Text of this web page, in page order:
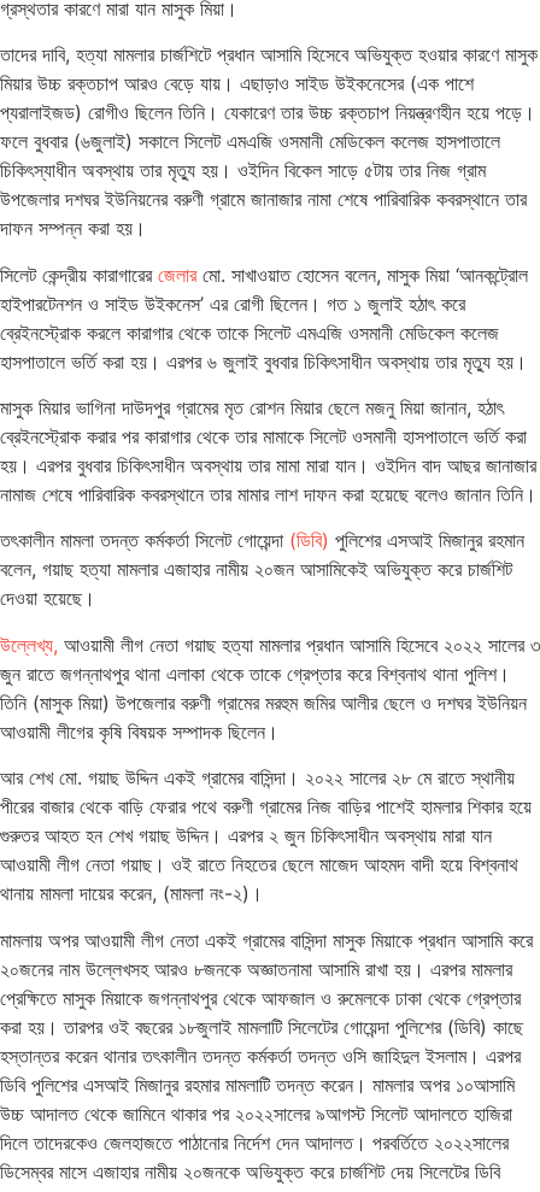
গ্রস্থতার কারণে মারা যান মাসুক মিয়া।
তাদের দাবি, হত্যা মামলার চার্জশিটে প্রধান আসামি হিসেবে অভিযুক্ত হওয়ার কারণে মাসুক
মিয়ার উচ্চ রক্তচাপ আরও বেড়ে যায়। এছাড়াও সাইড উইকনেসের (এক পাশে
প্যরালাইজড) রোগীও ছিলেন তিনি। যেকারেণ তার উচ্চ রক্তচাপ নিয়ন্ত্রণহীন হয়ে পড়ে।
ফলে বুধবার (৬জুলাই) সকালে সিলেট এমএজি ওসমানী মেডিকেল কলেজ হাসপাতালে
চিকিৎস্যাধীন অবস্থায় তার মৃত্যু হয়। ওইদিন বিকেল সাড়ে ৫টায় তার নিজ গ্রাম
উপজেলার দশঘর ইউনিয়নের বরুণী গ্রামে জানাজার নামা শেষে পারিবারিক কবরস্থানে তার
দাফন সম্পন্ন করা হয়।
সিলেট কেন্দ্রীয় কারাগারের জেলারমো. সাখাওয়াত হোসেন বলেন, মাসুক মিয়া ‘আনকন্ট্রোল
হাইপারটেনশন ও সাইড উইকনেস’ এর রোগী ছিলেন। গত ১ জুলাই হঠাৎ করে
ব্রেইনস্ট্রোক করলে কারাগার থেকে তাকে সিলেট এমএজি ওসমানী মেডিকেল কলেজ
হাসপাতালে ভর্তি করা হয়। এরপর ৬ জুলাই বুধবার চিকিৎসাধীন অবস্থায় তার মৃত্যু হয়।
মাসুক মিয়ার ভাগিনা দাউদপুর গ্রামের মৃত রোশন মিয়ার ছেলে মজনু মিয়া জানান, হঠাৎ
ব্রেইনস্ট্রোক করার পর কারাগার থেকে তার মামাকে সিলেট ওসমানী হাসপাতালে ভর্তি করা
হয়। এরপর বুধবার চিকিৎসাধীন অবস্থায় তার মামা মারা যান। ওইদিন বাদ আছর জানাজার
নামাজ শেষে পারিবারিক কবরস্থানে তার মামার লাশ দাফন করা হয়েছে বলেও জানান তিনি।
তৎকালীন মামলা তদন্ত কর্মকর্তা সিলেট গোয়েন্দা (ডিবি) পুলিশের এসআই মিজানুর রহমান
বলেন, গয়াছ হত্যা মামলার এজাহার নামীয় ২০জন আসামিকেই অভিযুক্ত করে চার্জশিট
দেওয়া হয়েছে।
উল্লেখ্য, আওয়ামী লীগ নেতা গয়াছ হত্যা মামলার প্রধান আসামি হিসেবে ২০২২ সালের ৩
জুন রাতে জগন্নাথপুর থানা এলাকা থেকে তাকে গ্রেপ্তার করে বিশ্বনাথ থানা পুলিশ।
তিনি (মাসুক মিয়া) উপজেলার বরুণী গ্রামের মরহুম জমির আলীর ছেলে ও দশঘর ইউনিয়ন
আওয়ামী লীগের কৃষি বিষয়ক সম্পাদক ছিলেন।
আর শেখ মো. গয়াছ উদ্দিন একই গ্রামের বাসিন্দা। ২০২২ সালের ২৮ মে রাতে স্থানীয়
পীরের বাজার থেকে বাড়ি ফেরার পথে বরুণী গ্রামের নিজ বাড়ির পাশেই হামলার শিকার হয়ে
গুরুতর আহত হন শেখ গয়াছ উদ্দিন। এরপর ২ জুন চিকিৎসাধীন অবস্থায় মারা যান
আওয়ামী লীগ নেতা গয়াছ। ওই রাতে নিহতের ছেলে মাজেদ আহমদ বাদী হয়ে বিশ্বনাথ
থানায় মামলা দায়ের করেন, (মামলা নং-২)।
মামলায় অপর আওয়ামী লীগ নেতা একই গ্রামের বাসিন্দা মাসুক মিয়াকে প্রধান আসামি করে
২০জনের নাম উল্লেখসহ আরও ৮জনকে অজ্ঞাতনামা আসামি রাখা হয়। এরপর মামলার
প্রেক্ষিতে মাসুক মিয়াকে জগন্নাথপুর থেকে আফজাল ও রুমেলকে ঢাকা থেকে গ্রেপ্তার
করা হয়। তারপর ওই বছরের ১৮জুলাই মামলাটি সিলেটের গোয়েন্দা পুলিশের (ডিবি) কাছে
হস্তান্তর করেন থানার তৎকালীন তদন্ত কর্মকর্তা তদন্ত ওসি জাহিদুল ইসলাম। এরপর
ডিবি পুলিশের এসআই মিজানুর রহমার মামলাটি তদন্ত করেন। মামলার অপর ১০আসামি
উচ্চ আদালত থেকে জামিনে থাকার পর ২০২২সালের ৯আগস্ট সিলেট আদালতে হাজিরা
দিলে তাদেরকেও জেলহাজতে পাঠানোর নির্দেশ দেন আদালত। পরবর্তিতে ২০২২সালের
ডিসেম্বর মাসে এজাহার নামীয় ২০জনকে অভিযুক্ত করে চার্জশিট দেয় সিলেটের ডিবি